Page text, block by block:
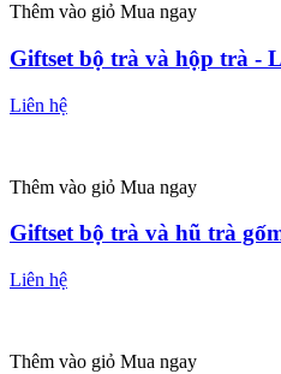
Thêm vào giỏ Mua ngay
Giftset bộ trà và hộp trà -
Liên hệ
Thêm vào giỏ Mua ngay
Giftset bộ trà và hũ trà
Liên hệ
Thêm vào giỏ Mua ngay